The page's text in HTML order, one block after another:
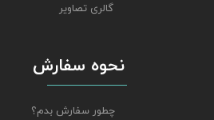
نحوه سفارش
چطور سفارش بدم؟
گالری تصاویر